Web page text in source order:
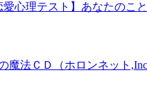
心理テスト】あなたの
法ＣＤ（ホロンネット